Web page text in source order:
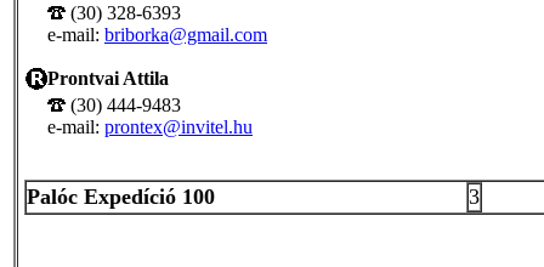
(30) 328-6393
e-mail: briborka@gmail.com
Prontvai Attila
(30) 444-9483
e-mail: prontex@invitel.hu
Palóc Expedíció 100 3